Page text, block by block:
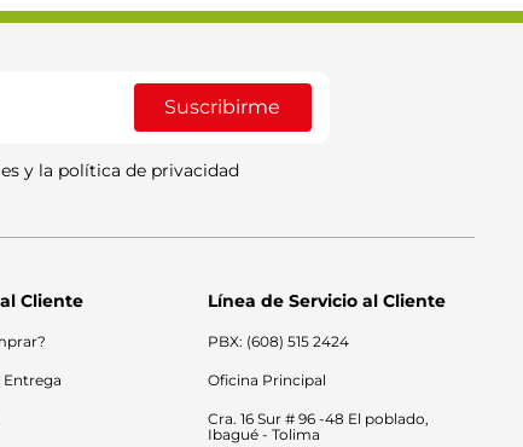
Suscribirme
y la política de privacidad
Cliente
Entrega
Línea de Servicio al Cliente
PBX: (608) 515 2424
Oficina Principal
Cra. 16 Sur # 96 -48 El poblado,
Ibagué - Tolima